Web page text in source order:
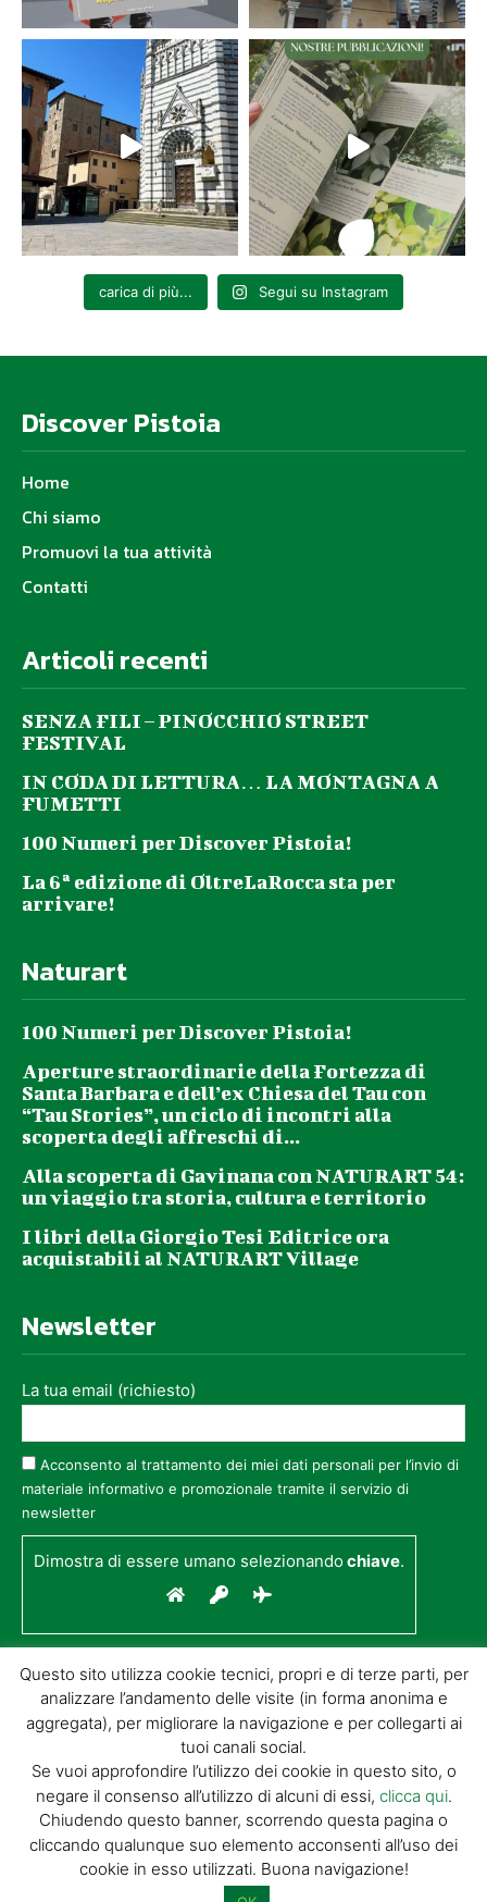
carica di più... Segui su Instagram
Discover Pistoia
Home
Chi siamo
Promuovi la tua attività
Contatti
Articoli recenti
SENZA FILI – PINOCCHIO STREET
FESTIVAL
IN CODA DI LETTURA… LA MONTAGNA A
FUMETTI
100 Numeri per Discover Pistoia!
La 6ª edizione di OltreLaRocca sta per
arrivare!
Naturart
100 Numeri per Discover Pistoia!
Aperture straordinarie della Fortezza di
Santa Barbara e dell’ex Chiesa del Tau con
“Tau Stories”, un ciclo di incontri alla
scoperta degli affreschi di...
Alla scoperta di Gavinana con NATURART 54:
un viaggio tra storia, cultura e territorio
I libri della Giorgio Tesi Editrice ora
acquistabili al NATURART Village
Newsletter
La tua email (richiesto)
Acconsento al trattamento dei miei dati personali per l’invio di
materiale informativo e promozionale tramite il servizio di
newsletter
Dimostra di essere umano selezionandochiave.
© GIORGIO TESI EDITRICE S.R.L. | P.IVA
01732650476 | VIA DI BADIA 14 – 51100 LOC.
BOTTEGONE (PISTOIA) |POWERED BY
ALLYMIND
Cookie Policy
Condizioni
Questo sito utilizza cookie tecnici, propri e di terze parti, per
analizzare l’andamento delle visite (in forma anonima e
aggregata), per migliorare la navigazione e per collegarti ai
tuoi canali social.
Se vuoi approfondire l’utilizzo dei cookie in questo sito, o
negare il consenso all’utilizzo di alcuni di essi, clicca qui.
Chiudendo questo banner, scorrendo questa pagina o
cliccando qualunque suo elemento acconsenti all’uso dei
cookie in esso utilizzati. Buona navigazione!